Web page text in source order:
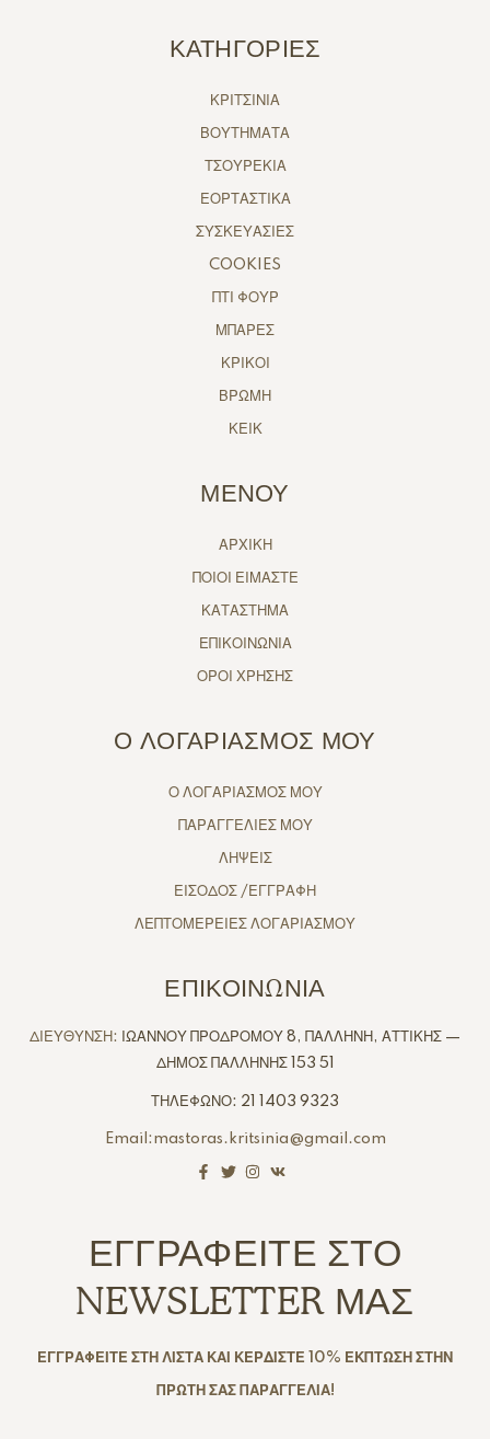
ΚΑΤΗΓΟΡΙΕΣ
ΚΡΙΤΣΙΝΙΑ
ΒΟΥΤΗΜΑΤΑ
ΤΣΟΥΡΕΚΙΑ
ΕΟΡΤΑΣΤΙΚΑ
ΣΥΣΚΕΥΑΣΙΕΣ
COOKIES
ΠΤΙ ΦΟΥΡ
ΜΠΑΡΕΣ
ΚΡΙΚΟΙ
ΒΡΩΜΗ
ΚΕΙΚ
ΜΕΝΟΥ
ΑΡΧΙΚΗ
ΠΟΙΟΙ ΕΙΜΑΣΤΕ
ΚΑΤΑΣΤΗΜΑ
ΕΠΙΚΟΙΝΩΝΙΑ
ΟΡΟΙ ΧΡΗΣΗΣ
Ο ΛΟΓΑΡΙΑΣΜΟΣ ΜΟΥ
Ο ΛΟΓΑΡΙΑΣΜΟΣ ΜΟΥ
ΠΑΡΑΓΓΕΛΙΕΣ ΜΟΥ
ΛΗΨΕΙΣ
ΕΙΣΟΔΟΣ /ΕΓΓΡΑΦΗ
ΛΕΠΤΟΜΕΡΕΙΕΣ ΛΟΓΑΡΙΑΣΜΟΥ
ΕΠΙΚΟΙΝΩΝΙΑ
ΔΙΕΥΘΥΝΣΗ:
ΙΩΑΝΝΟΥ ΠΡΟΔΡΟΜΟΥ 8, ΠΑΛΛΗΝΗ, ΑΤΤΙΚΗΣ —
ΔΗΜΟΣ ΠΑΛΛΗΝΗΣ 153 51
ΤΗΛΕΦΩΝΟ: 21 1403 9323
Email:mastoras.kritsinia@gmail.com
ΕΓΓΡΑΦΕΙΤΕ ΣΤΟ
NEWSLETTER ΜΑΣ
ΕΓΓΡΑΦΕΙΤΕ ΣΤΗ ΛΙΣΤΑ ΚΑΙ ΚΕΡΔΙΣΤΕ 10% ΕΚΠΤΩΣΗ ΣΤΗΝ
ΠΡΩΤΗ ΣΑΣ ΠΑΡΑΓΓΕΛΙΑ!